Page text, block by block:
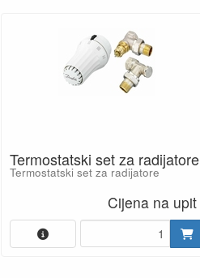
Termostatski set za radijatore
Termostatski set za radijatore
Cijena na upit